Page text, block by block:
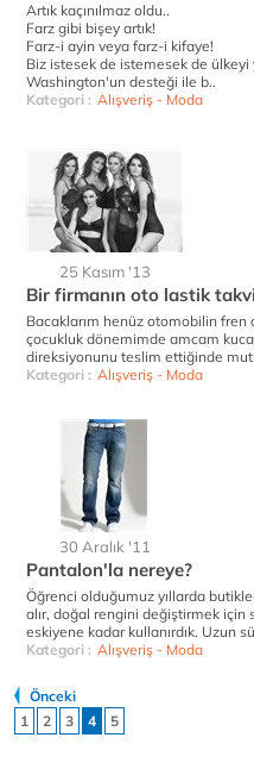
Artık kaçınılmaz oldu..
Farz gibi bişey artık!
Farz-i ayin veya farz-i kifaye!
Biz istesek de istemesek de
Washington'un desteği ile b..
Kategori : Alışveriş - Moda
25 Kasım '13
Bir firmanın oto lastik
Bacaklarım henüz otomobilin fren
çocukluk dönemimde amcam
direksiyonunu teslim ettiğinde
Kategori : Alışveriş - Moda
30 Aralık '11
Pantalon'la nereye?
Öğrenci olduğumuz yıllarda
alır, doğal rengini değiştirmek için
eskiyene kadar kullanırdık. Uzun
Kategori : Alışveriş - Moda
Önceki
1
2 3 4 5